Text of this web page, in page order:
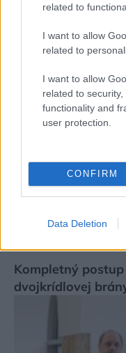
related to
I want to allow
related to
I want to allow
related to
functionality and
user protection.
CONFIRM
Data Deletion
Martin Čapo: Ak
novostavieb,
cenovej kategórii
Kompletný
dvojkrídlovej